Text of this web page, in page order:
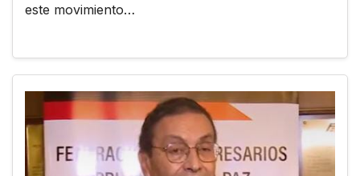
este movimiento…